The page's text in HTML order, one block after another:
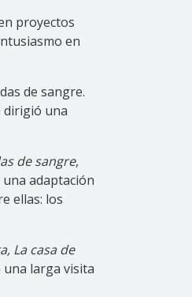
proyectos
en
de sangre.
dirigió una
de sangre,
adaptación
ellas: los
La casa de
una larga visita